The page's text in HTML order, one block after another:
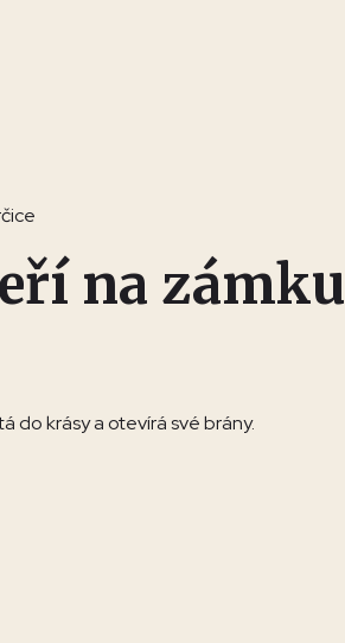
na zámku
do krásy a otevírá své brány.